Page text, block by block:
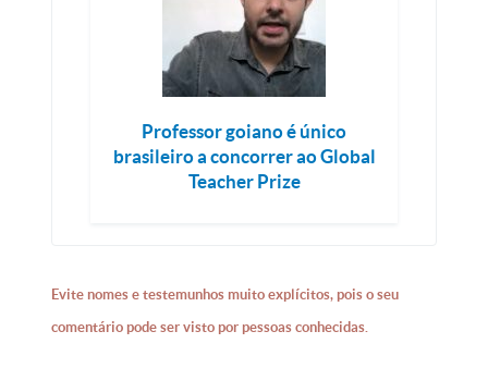
Professor goiano é único
brasileiro a concorrer ao Global
Teacher Prize
Evite nomes e testemunhos muito explícitos, pois o seu
comentário pode ser visto por pessoas conhecidas.